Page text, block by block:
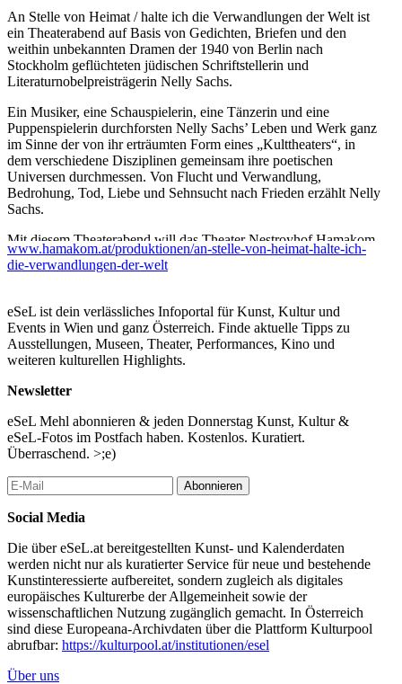
An Stelle von Heimat / halte ich die Verwandlungen der Welt ist
ein Theaterabend auf Basis von Gedichten, Briefen und den
weithin unbekannten Dramen der 1940 von Berlin nach
Stockholm geflüchteten jüdischen Schriftstellerin und
Literaturnobelpreisträgerin Nelly Sachs.
Ein Musiker, eine Schauspielerin, eine Tänzerin und eine
Puppenspielerin durchforsten Nelly Sachs’ Leben und Werk ganz
im Sinne der von ihr erträumten Form eines „Kulttheaters“, in
dem verschiedene Disziplinen gemeinsam ihre poetischen
Universen durchmessen. Von Flucht und Verwandlung,
Bedrohung, Tod, Liebe und Sehnsucht nach Frieden erzählt Nelly
Sachs.
Mit diesem Theaterabend will das Theater Nestroyhof Hamakom
das Verschwinden einer gleichermaßen zerbrechlichen wie
kraftvollen Person sichtbar machen, deren unvergleichliches Werk
ist präzise, ihr Schreiben ganz und gar originär. Im Benennen des
Unaussprechlichen verleiht sie der tiefsten Dunkelheit Glanz,
bringt sie ans Licht und macht sie erinner- und wandelbar.
Denn was sollen wir hier anders tun mit dem Wort, als es an
seinen Wurzeln zu packen und es beschwörend den Erdball
überziehen zu lassen, auf dass es eine geheime Eroberung auf der
Welt, die nicht Weinen, die Lächeln gebärt – die Eroberung des
Friedens.
Nelly Sachs
...Mehr lesen
www.hamakom.at/produktionen/an-stelle-von-heimat-halte-ich-
die-verwandlungen-der-welt
eSeL ist dein verlässliches Infoportal für Kunst, Kultur und
Events in Wien und ganz Österreich. Finde aktuelle Tipps zu
Ausstellungen, Museen, Theater, Performances, Kino und
weiteren kulturellen Highlights.
Newsletter
eSeL Mehl abonnieren & jeden Donnerstag Kunst, Kultur &
eSeL-Fotos im Postfach haben. Kostenlos. Kuratiert.
Überraschend. >;e)
Abonnieren
Social Media
Die über eSeL.at bereitgestellten Kunst- und Kalenderdaten
werden nicht nur als kuratierter Service für neue und bestehende
Kunstinteressierte aufbereitet, sondern zugleich als digitales
europäisches Kulturerbe der Allgemeinheit sowie der
wissenschaftlichen Nutzung zugänglich gemacht. In Österreich
sind diese Europeana-Archivdaten über die Plattform Kulturpool
abrufbar: https://kulturpool.at/institutionen/esel
Über uns